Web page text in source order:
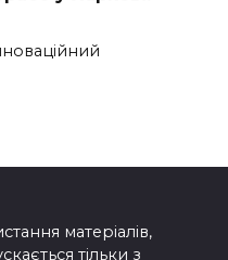
матеріалів,
тільки з